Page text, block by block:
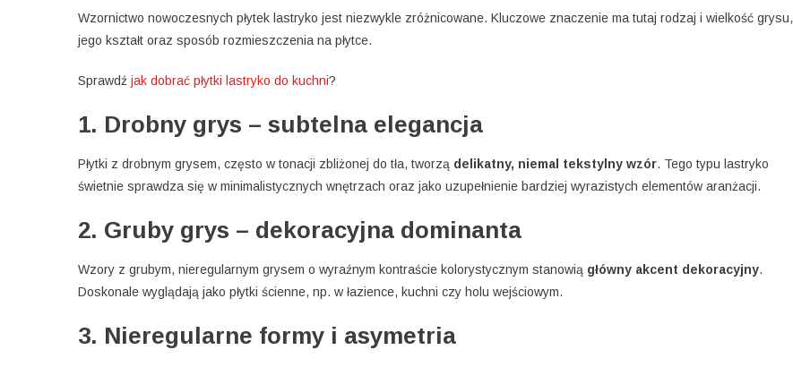
Wzornictwo nowoczesnych płytek lastryko jest niezwykle zróżnicowane. Kluczowe znaczenie ma tutaj rodzaj i wielkość grysu,
jego kształt oraz sposób rozmieszczenia na płytce.
Sprawdź jak dobrać płytki lastryko do kuchni?
1. Drobny grys – subtelna elegancja
Płytki z drobnym grysem, często w tonacji zbliżonej do tła, tworzą delikatny, niemal tekstylny wzór. Tego typu lastryko
świetnie sprawdza się w minimalistycznych wnętrzach oraz jako uzupełnienie bardziej wyrazistych elementów aranżacji.
2. Gruby grys – dekoracyjna dominanta
Wzory z grubym, nieregularnym grysem o wyraźnym kontraście kolorystycznym stanowią główny akcent dekoracyjny.
Doskonale wyglądają jako płytki ścienne, np. w łazience, kuchni czy holu wejściowym.
3. Nieregularne formy i asymetria